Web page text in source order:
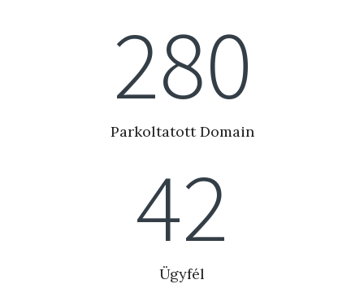
280
Parkoltatott Domain
42
Ügyfél